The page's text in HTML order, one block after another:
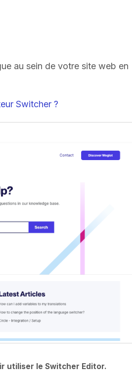
au sein de votre site web en
Switcher ?
utiliser le Switcher Editor.